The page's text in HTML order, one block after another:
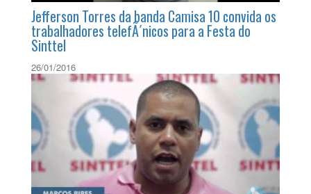
Jefferson Torres da banda Camisa 10 convida os
trabalhadores telefÃ´nicos para a Festa do
Sinttel
26/01/2016